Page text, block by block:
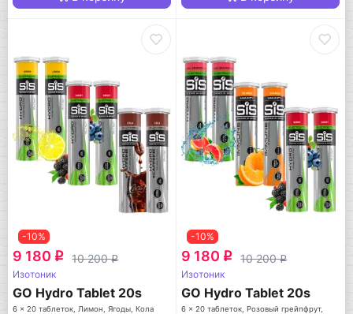
-10%
9 180 q 10 200q
Изотоник
GO Hydro Tablet 20s
6 x 20 таблеток, Лимон, Ягоды, Кола
-10%
9 180 q 10 200q
Изотоник
GO Hydro Tablet 20s
6 x 20 таблеток, Розовый грейпфрут,